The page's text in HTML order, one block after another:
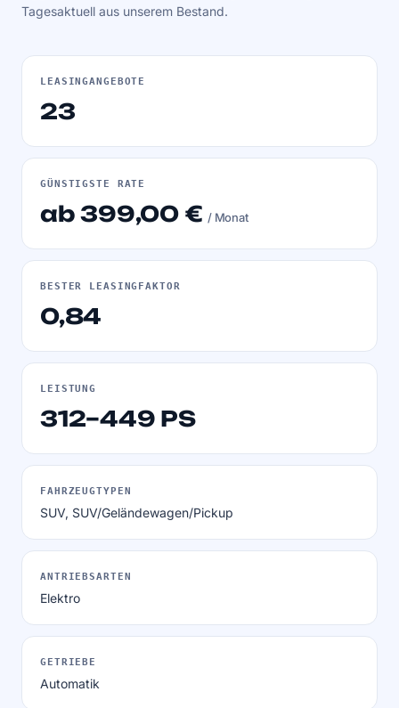
Tagesaktuell aus unserem Bestand.
LEASINGANGEBOTE
23
GÜNSTIGSTE RATE
ab 399,00 €/ Monat
BESTER LEASINGFAKTOR
0,84
LEISTUNG
312–449 PS
FAHRZEUGTYPEN
SUV, SUV/Geländewagen/Pickup
ANTRIEBSARTEN
Elektro
GETRIEBE
Automatik